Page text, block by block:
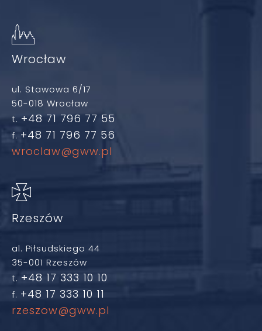
Wrocław
ul. Stawowa 6/17
50-018 Wrocław
t. +48 71 796 77 55
f. +48 71 796 77 56
wroclaw@gww.pl
Rzeszów
al. Piłsudskiego 44
35-001 Rzeszów
t. +48 17 333 10 10
f. +48 17 333 10 11
rzeszow@gww.pl